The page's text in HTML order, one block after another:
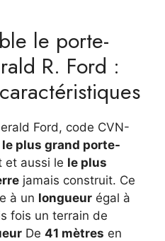
le porte-
R. Ford :
Ford, code CVN-
le plus grand porte-
et aussi le le plus
jamais construit. Ce
à un longueur égal à
fois un terrain de
De 41 mètres en